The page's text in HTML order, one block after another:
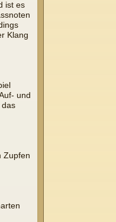
ist es
Klang
und
das
Zupfen